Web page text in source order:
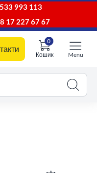
993 113
17 227 67 67
Кошик
0
Menu